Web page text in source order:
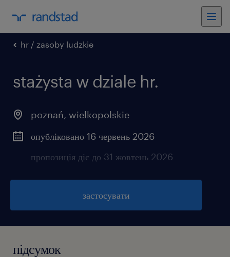
hr / zasoby ludzkie
stażysta w dziale hr.
poznań, wielkopolskie
опубліковано 16 червень 2026
пропозиція діє до 31 жовтень 2026
застосувати
підсумок